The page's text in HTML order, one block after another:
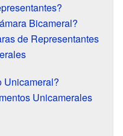
Bicameral?
de Representantes
Unicameral?
Unicamerales